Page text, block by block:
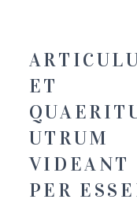
ET
UTRUM
PER